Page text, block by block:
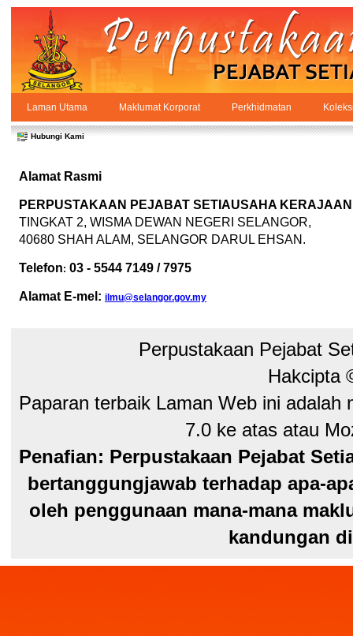
Skip to Content
PPSUKSEL
Hubungi
Laman Utama Maklumat Korporat Perkhidmatan
Hubungi Kami
Alamat Rasmi
PERPUSTAKAAN PEJABAT SETIAUSAHA
TINGKAT 2, WISMA DEWAN NEGERI SELANGOR,
40680 SHAH ALAM, SELANGOR DARUL EHSAN.
Telefon: 03 - 5544 7149 / 7975
Alamat E-mel: ilmu@selangor.gov.my
Perpustakaan Pejabat
Hakcipta
Paparan terbaik Laman Web ini
7.0 ke atas atau
Penafian: Perpustakaan Pejabat
bertanggungjawab terhadap apa-
oleh penggunaan mana-mana
kandungan